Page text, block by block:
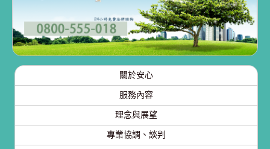
關於安心
服務內容
理念與展望
專業協調、談判